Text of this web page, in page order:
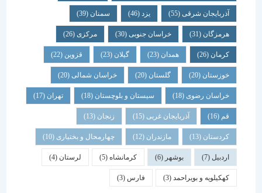
آذربایجان شرقی(55) یزد سمنان (39)
هرمزگان(31) خراسان جنوبی(30) مرکزی (26)
همدان گیلان قزوین
خوزستان(20) گلستان (20) خراسان شمالی(20)
خراسان رضوی(18) سیستان و بلوچستان(18) تهران
آذربایجان غربی(15) زنجان
کردستان(13) مازندران(12) چهارمحال و بختیاری (10)
بوشهر کرمانشاه(5) لرستان (4)
کهکیلویه و بویراحمد(3) فارس